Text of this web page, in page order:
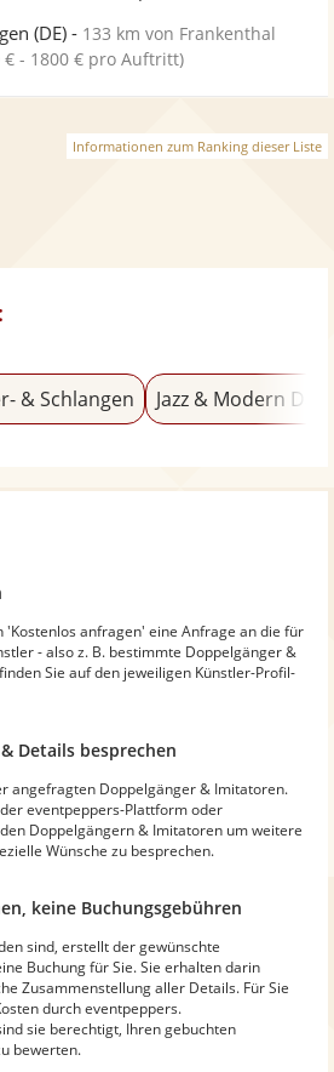
(DE) - 133 km von Frankenthal
€ - 1800 € pro Auftritt)
Informationen zum Ranking dieser Liste
& Schlangen Jazz & Modern
'Kostenlos anfragen' eine Anfrage an die für
- also z. B. bestimmte Doppelgänger &
Sie auf den jeweiligen Künstler-Profil-
Details besprechen
angefragten Doppelgänger & Imitatoren.
eventpeppers-Plattform oder
Doppelgängern & Imitatoren um weitere
Wünsche zu besprechen.
keine Buchungsgebühren
sind, erstellt der gewünschte
Buchung für Sie. Sie erhalten darin
Zusammenstellung aller Details. Für Sie
durch eventpeppers.
sie berechtigt, Ihren gebuchten
bewerten.